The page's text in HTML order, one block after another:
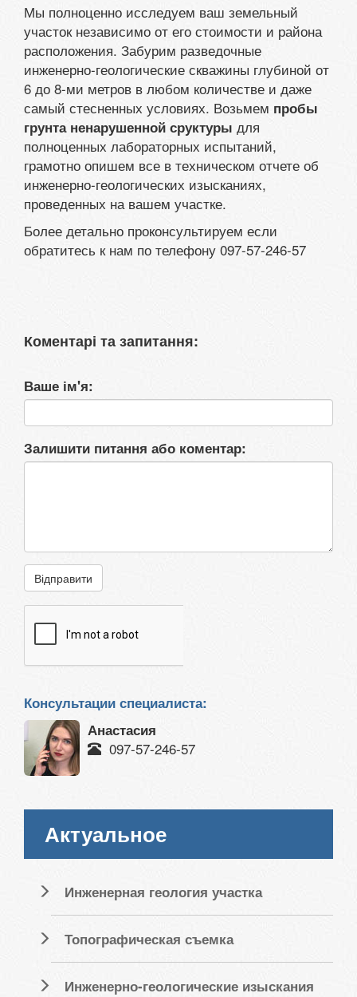
Мы полноценно исследуем ваш земельный
участок независимо от его стоимости и района
расположения. Забурим разведочные
инженерно-геологические скважины глубиной от
6 до 8-ми метров в любом количестве и даже
самый стесненных условиях. Возьмем пробы
грунта ненарушенной сруктуры для
полноценных лабораторных испытаний,
грамотно опишем все в техническом отчете об
инженерно-геологических изысканиях,
проведенных на вашем участке.
Более детально проконсультируем если
обратитесь к нам по телефону 097-57-246-57
Коментарі та запитання:
Ваше ім'я:
Залишити питання або коментар:
Відправити
Консультации специалиста:
Анастасия
097-57-246-57
Актуальное
Инженерная геология участка
Топографическая съемка
Инженерно-геологические изыскания